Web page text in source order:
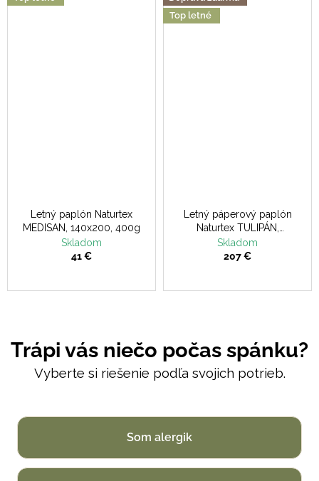
Letný paplón Naturtex
MEDISAN, 140x200, 400g
Skladom
41 €
Top letné
Letný páperový paplón
Naturtex TULIPÁN,
140x200, 400g, letný
Skladom
207 €
Trápi vás niečo počas spánku?
Vyberte si riešenie podľa svojich potrieb.
Som alergik